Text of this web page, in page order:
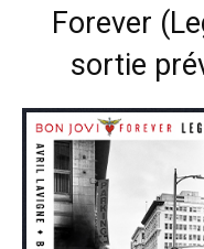
Forever
sortie